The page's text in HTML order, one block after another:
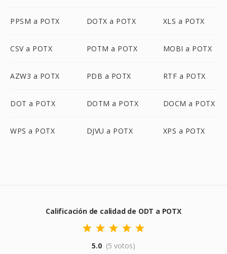
PPSM a POTX DOTX a POTX XLS a POTX
CSV a POTX POTM a POTX MOBI a POTX
AZW3 a POTX PDB a POTX RTF a POTX
DOT a POTX DOTM a POTX DOCM a POTX
WPS a POTX DJVU a POTX XPS a POTX
Calificación de calidad de ODT a POTX
5.0 (5 votos)